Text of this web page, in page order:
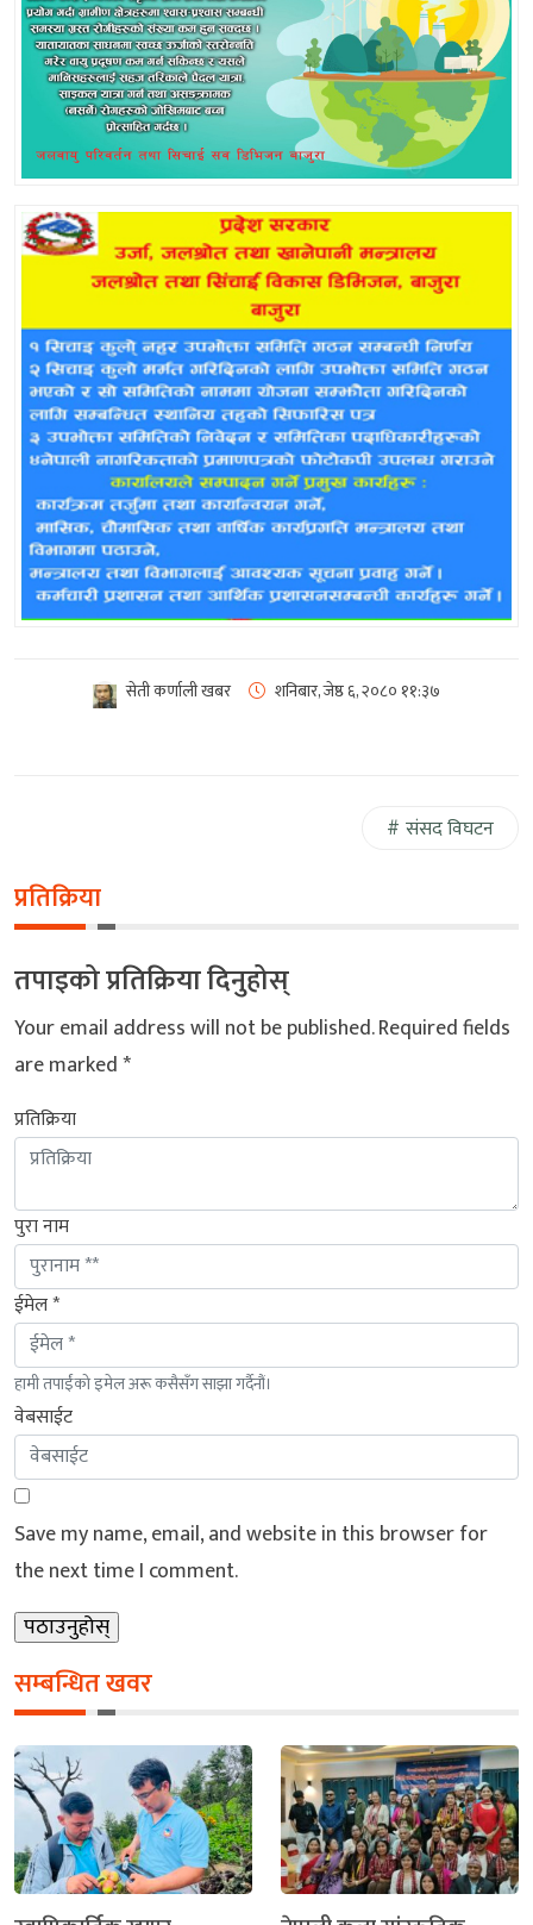
सेती कर्णाली खबर शनिबार, जेष्ठ ६, २०८० ११:३७
संसद विघटन
प्रतिक्रिया
तपाइको प्रतिक्रिया दिनुहोस्
Your email address will not be published.Required fields
are marked*
प्रतिक्रिया
पुरा नाम
ईमेल *
हामी तपाईंको इमेल अरू कसैसँग साझा गर्दैनौं।
वेबसाईट
Save my name, email, and website in this browser for
the next time I comment.
सम्बन्धित खवर